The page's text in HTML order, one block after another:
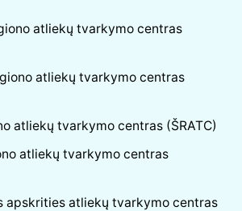
atliekų tvarkymo centras
atliekų tvarkymo centras
atliekų tvarkymo centras (ŠRATC)
atliekų tvarkymo centras
apskrities atliekų tvarkymo centras